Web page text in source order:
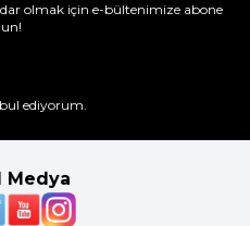
olmak için e-bültenimize abone
ediyorum.
Medya